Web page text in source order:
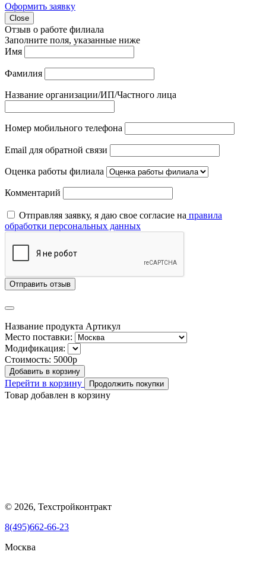
Оформить заявку
Close
Отзыв о работе филиала
Заполните поля, указанные ниже
Имя
Фамилия
Название организации/ИП/Частного лица
Номер мобильного телефона
Email для обратной связи
Оценка работы филиала
Комментарий
Отправляя заявку, я даю свое согласие на правила
обработки персональных данных
Отправить отзыв
Название продукта Артикул
Место поставки:
Модификация:
Стоимость: 5000р
Добавить в корзину
Перейти в корзину Продолжить покупки
Товар добавлен в корзину
© 2026, Техстройконтракт
8(495)662-66-23
Москва